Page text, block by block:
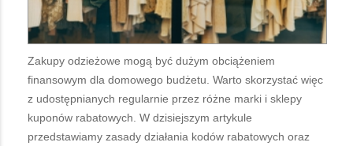
Zakupy odzieżowe mogą być dużym obciążeniem
finansowym dla domowego budżetu. Warto skorzystać więc
z udostępnianych regularnie przez różne marki i sklepy
kuponów rabatowych. W dzisiejszym artykule
przedstawiamy zasady działania kodów rabatowych oraz